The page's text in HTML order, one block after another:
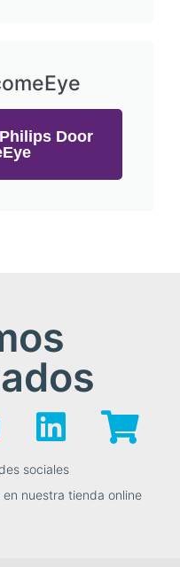
Door
sociales
nuestra tienda online